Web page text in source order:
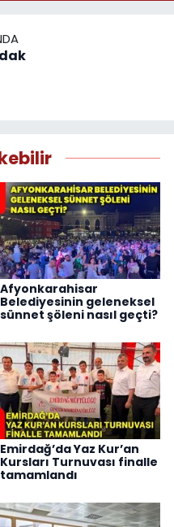
Afyonkarahisar
Belediyesinin geleneksel
sünnet şöleni nasıl geçti?
Emirdağ’da Yaz Kur’an
Kursları Turnuvası finalle
tamamlandı